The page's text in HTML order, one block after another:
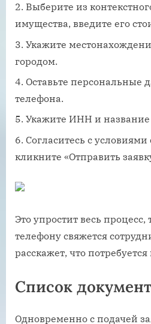
Выберите из
имущества, введите его
Укажите
городом.
Оставьте персональные
телефона.
Укажите ИНН и
Согласитесь с
кликните «Отправить
Это упростит весь процесс,
телефону свяжется
расскажет, что
Список
Одновременно с подачей